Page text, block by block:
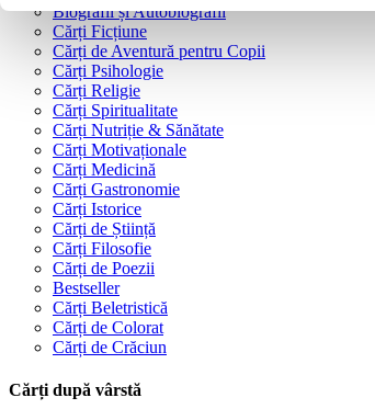
Biografii și Autobiografii
Cărți Ficțiune
Cărți de Aventură pentru Copii
Cărți Psihologie
Cărți Religie
Cărți Spiritualitate
Cărți Nutriție & Sănătate
Cărți Motivaționale
Cărți Medicină
Cărți Gastronomie
Cărți Istorice
Cărți de Știință
Cărți Filosofie
Cărți de Poezii
Bestseller
Cărți Beletristică
Cărți de Colorat
Cărți de Crăciun
Cărți după vârstă